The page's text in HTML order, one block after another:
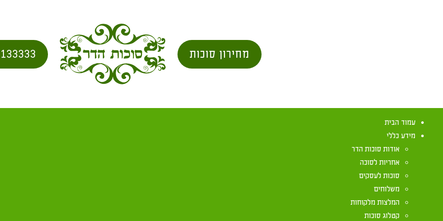
מחירון סוכות
עמוד הבית
מידע כללי
אודות סוכות הדר
אחריות לסוכה
סוכות לעסקים
משלוחים
המלצות מלקוחות
קטלוג סוכותסכך פסול שנמצא באמצע הסכך